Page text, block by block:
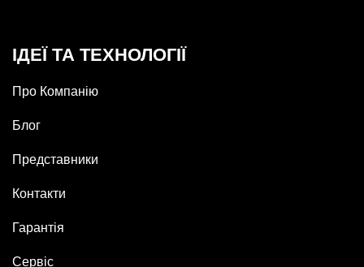
ІДЕЇ ТА ТЕХНОЛОГІЇ
Про Компанію
Блог
Представники
Контакти
Гарантія
Сервіс